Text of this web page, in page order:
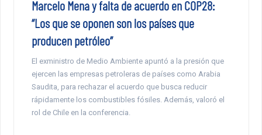
Marcelo Mena y falta de acuerdo en COP28:
“Los que se oponen son los países que
producen petróleo”
El exministro de Medio Ambiente apuntó a la presión que
ejercen las empresas petroleras de países como Arabia
Saudita, para rechazar el acuerdo que busca reducir
rápidamente los combustibles fósiles. Además, valoró el
rol de Chile en la conferencia.